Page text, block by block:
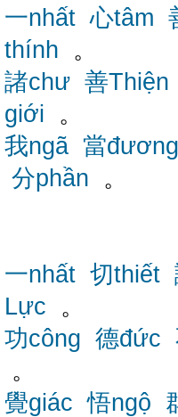
一nhất 心tâm
thính 。
諸chư 善Thiện
giới 。
我ngã 當đương
分phần 。
一nhất 切thiết
Lực 。
功công 德đức
。
覺giác 悟ngộ